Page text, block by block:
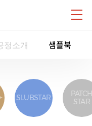
정소개 샘플북
SLUBSTAR
PATCH
STAR